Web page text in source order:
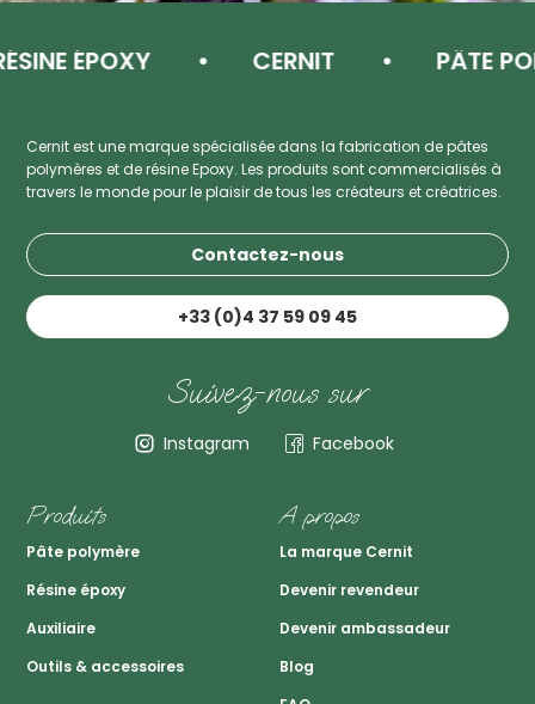
ÉPOXY CERNIT PÂTE
Cernit est une marque spécialisée dans la fabrication de pâtes
polymères et de résine Epoxy. Les produits sont commercialisés à
travers le monde pour le plaisir de tous les créateurs et créatrices.
Contactez-nous
+33 (0)4 37 59 09 45
Suivez-nous sur
Instagram Facebook
Produits
Pâte polymère
Résine époxy
Auxiliaire
Outils & accessoires
A propos
La marque Cernit
Devenir revendeur
Devenir ambassadeur
Blog